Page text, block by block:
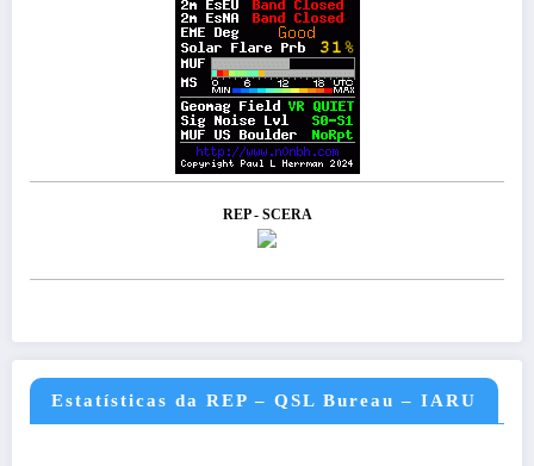
REP - SCERA
Estatísticas da REP – QSL Bureau – IARU